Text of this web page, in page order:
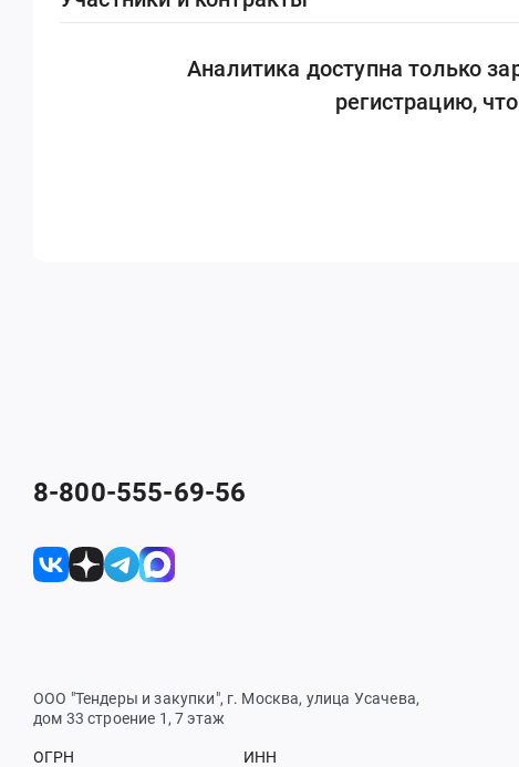
Аналитика доступна только
регистрацию,
8-800-555-69-56
ООО "Тендеры и закупки", г. Москва, улица Усачева,
дом 33 строение 1, 7 этаж
ОГРН ИНН